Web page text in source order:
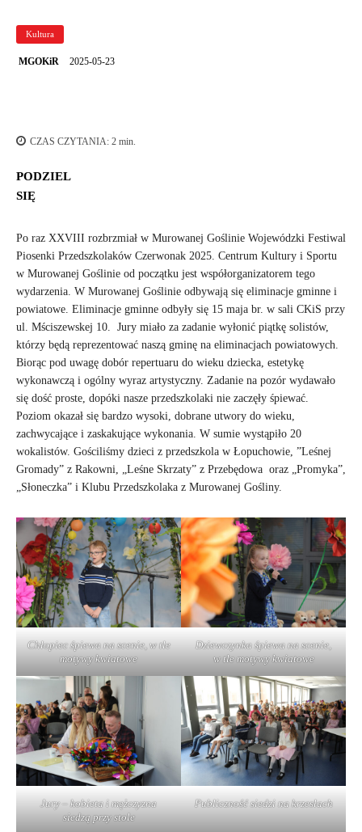
Kultura
MGOKiR 2025-05-23
CZAS CZYTANIA: 2 min.
PODZIEL
SIĘ
Po raz XXVIII rozbrzmiał w Murowanej Goślinie Wojewódzki Festiwal
Piosenki Przedszkolaków Czerwonak 2025. Centrum Kultury i Sportu
w Murowanej Goślinie od początku jest współorganizatorem tego
wydarzenia. W Murowanej Goślinie odbywają się eliminacje gminne i
powiatowe. Eliminacje gminne odbyły się 15 maja br. w sali CKiS przy
ul. Mściszewskej 10. Jury miało za zadanie wyłonić piątkę solistów,
którzy będą reprezentować naszą gminę na eliminacjach powiatowych.
Biorąc pod uwagę dobór repertuaru do wieku dziecka, estetykę
wykonawczą i ogólny wyraz artystyczny. Zadanie na pozór wydawało
się dość proste, dopóki nasze przedszkolaki nie zaczęły śpiewać.
Poziom okazał się bardzo wysoki, dobrane utwory do wieku,
zachwycające i zaskakujące wykonania. W sumie wystąpiło 20
wokalistów. Gościliśmy dzieci z przedszkola w Łopuchowie, ”Leśnej
Gromady” z Rakowni, „Leśne Skrzaty” z Przebędowa oraz „Promyka”,
„Słoneczka” i Klubu Przedszkolaka z Murowanej Gośliny.
Chłopiec śpiewa na scenie, w tle
motywy kwiatowe
Dziewczynka śpiewa na scenie,
w tle motywy kwiatowe
Jury – kobieta i mężczyzna
siedzą przy stole
Publiczność siedzi na krzesłach